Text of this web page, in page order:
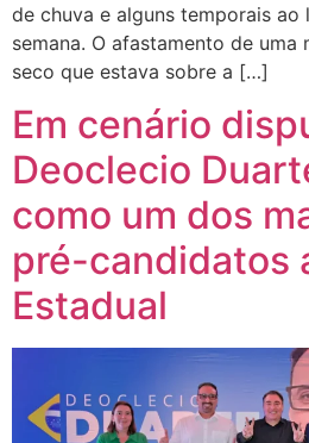
de chuva e alguns temporais
semana. O afastamento de uma
seco que estava sobre a […]
Em cenário
Deoclecio
como um dos
pré-candidatos
Estadual